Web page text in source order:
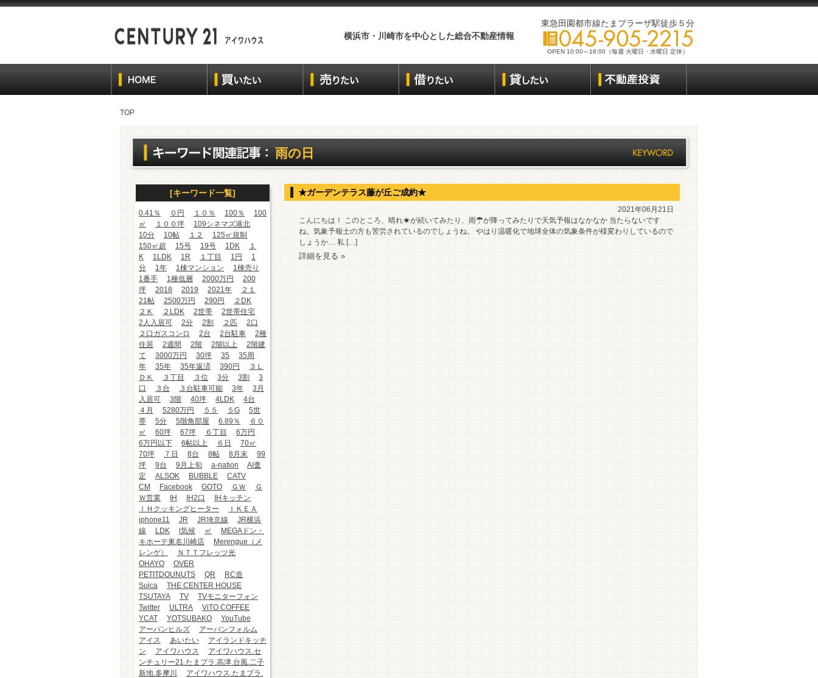
横浜市・川崎市を中心とした総合不動産情報
東急田園都市線たまプラーザ駅徒歩５分
OPEN 10:00～18:00（毎週 火曜日・水曜日 定休）
TOP
雨の日
[キーワード一覧]
0.41％ ０円 １０％ 100％
100
㎡
１００坪
109シネマズ港北
10分
10帖 １２
125㎡規制
150㎡超
15号 19号 1DK
１
K
1LDK 1R １丁目 1円
1
分
1年 1棟マンション
1棟売り
1番手
1種低層 2000万円
200
坪
2018 2019 2021年
２１
21帖
2500万円 290円
２DK
２Ｋ
２LDK 2世帯
2世帯住宅
2人入居可
2分 2割 ２匹
2口
２口ガスコンロ
2台 2台駐車
2種
住居
2週間 2階 2階以上
2階建
て
3000万円 30坪 35
35周
年
35年 35年返済 390円
３Ｌ
ＤＫ
３丁目 ３位 3分 3割
3
口
３台 ３台駐車可能 3年
3月
入居可
3階 40坪 4LDK
4台
４月
5280万円 ５５ ５G
5世
帯
5分 5階角部屋 6.89％
６０
㎡
60坪 67坪 ６丁目
6万円
6万円以下
6帖以上 ６日
70㎡
70坪
７日 8台 8帖 8月末
99
坪
9台 9月上旬 a-nation
AI査
定
ALSOK BUBBLE
CATV
CM
Facebook GOTO ＧＷ
Ｇ
Ｗ営業
IH IH2口
IHキッチン
ＩＨクッキングヒーター
ＩＫＥＡ
iphone11
JR JR埼京線
JR横浜
線
LDK l気候 ㎡
MEGAドン・
キホーテ東名川崎店
Merengue（メ
レンゲ）
ＮＴＴフレッツ光
OHAYO
OVER
PETITDOUNUTS
QR
RC造
Suica
THE CENTER HOUSE
TSUTAYA
TV
TVモニターフォン
Twitter
ULTRA
ViTO COFFEE
YCAT
YOTSUBAKO
YouTube
アーバンヒルズ
アーバンフォルム
アイス
あいたい
アイランドキッチ
ン
アイワハウス
アイワハウス.セ
ンチュリー21.たまプラ.高津.台風.二子
新地.多摩川
アイワハウス.たまプラ.
★ガーデンテラス藤が丘ご成約★
2021年06月21日
こんにちは！ このところ、晴れ☀が続いてみたり、雨☂が降ってみたりで天気予報はなかなか 当たらないです
ね。気象予報士の方も苦労されているのでしょうね。 やはり温暖化で地球全体の気象条件が様変わりしているので
しょうか… 私 […]
詳細を見る »